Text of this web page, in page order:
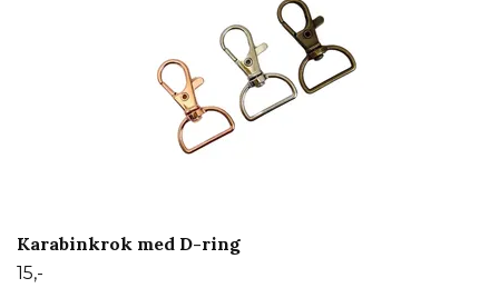
Karabinkrok med D-ring
15,-